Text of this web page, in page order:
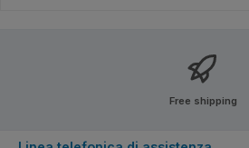
Free shipping